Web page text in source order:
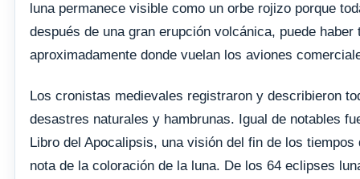
luna permanece visible como un orbe rojizo porque
después de una gran erupción volcánica, puede
aproximadamente donde vuelan los aviones
Los cronistas medievales registraron y describieron
desastres naturales y hambrunas. Igual de notables
Libro del Apocalipsis, una visión del fin de los
nota de la coloración de la luna. De los 64 eclipses